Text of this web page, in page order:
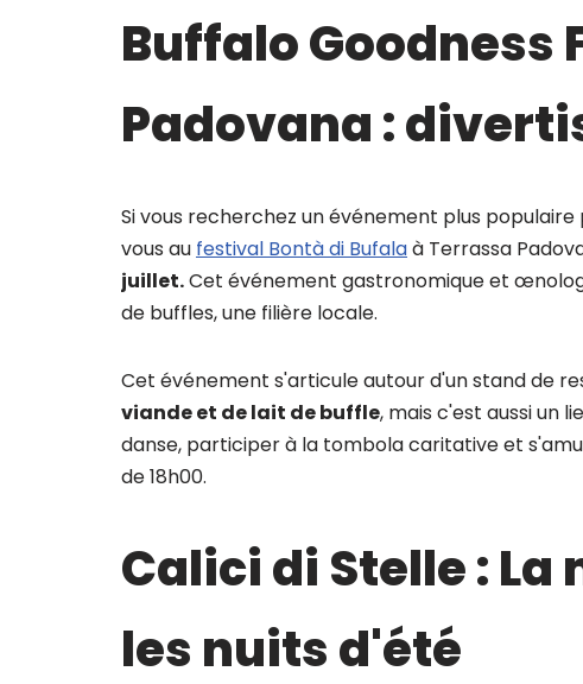
Buffalo Goodness
Padovana :
Si vous recherchez un événement plus
vous au festival Bontà di Bufalaà Terrassa
juillet.Cet événement gastronomique et
de buffles, une filière locale.
Cet événement s'articule autour d'un stand de
viande et de lait de buffle, mais c'est aussi un
danse, participer à la tombola caritative et
de 18h00.
Calici di Stelle :
les nuits d'été